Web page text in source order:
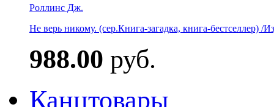
Роллинс Дж.
Не верь никому. (сер.Книга-загадка, книга-бестселлер) /
988.00 руб.
Канцтовары